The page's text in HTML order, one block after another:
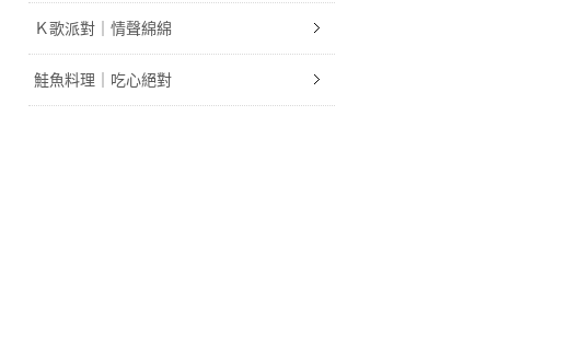
Ｋ歌派對｜情聲綿綿
鮭魚料理｜吃心絕對